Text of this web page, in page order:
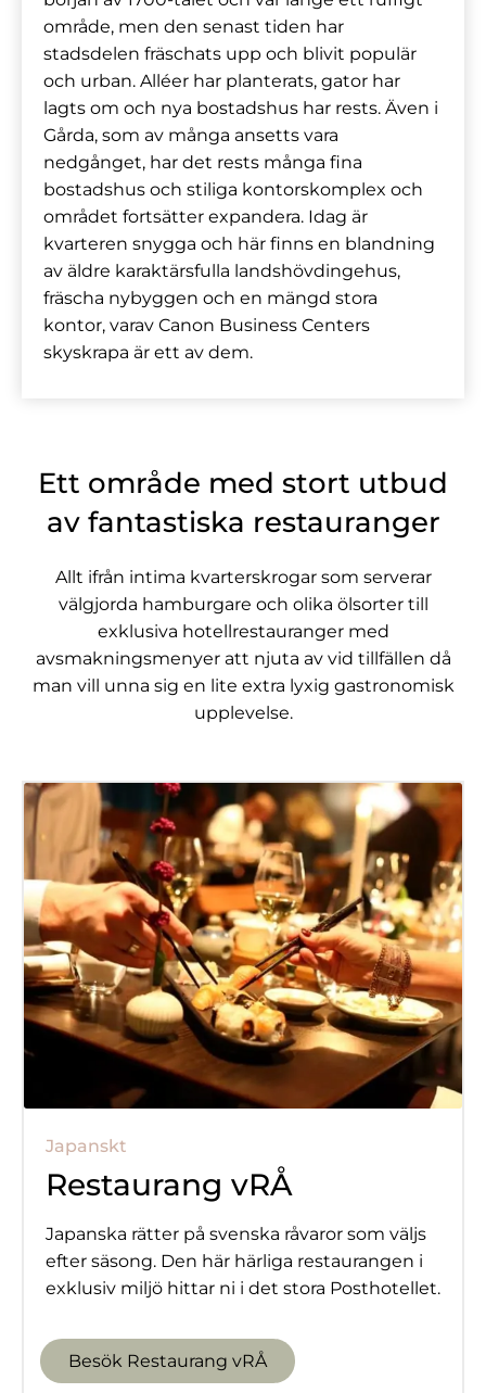
område, men den senast tiden har
stadsdelen fräschats upp och blivit populär
och urban. Alléer har planterats, gator har
lagts om och nya bostadshus har rests. Även i
Gårda, som av många ansetts vara
nedgånget, har det rests många fina
bostadshus och stiliga kontorskomplex och
området fortsätter expandera. Idag är
kvarteren snygga och här finns en blandning
av äldre karaktärsfulla landshövdingehus,
fräscha nybyggen och en mängd stora
kontor, varav Canon Business Centers
skyskrapa är ett av dem.
Ett område med stort utbud
av fantastiska restauranger
Allt ifrån intima kvarterskrogar som serverar
välgjorda hamburgare och olika ölsorter till
exklusiva hotellrestauranger med
avsmakningsmenyer att njuta av vid tillfällen då
man vill unna sig en lite extra lyxig gastronomisk
upplevelse.
Japanskt
Restaurang vRÅ
Japanska rätter på svenska råvaror som väljs
efter säsong. Den här härliga restaurangen i
exklusiv miljö hittar ni i det stora Posthotellet.
Besök Restaurang vRÅ